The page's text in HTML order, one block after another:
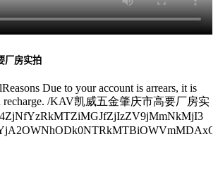
厂房实拍